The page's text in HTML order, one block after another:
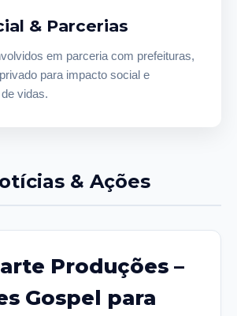
& Parcerias
em parceria com prefeituras,
para impacto social e
vidas.
& Ações
Produções –
Gospel para